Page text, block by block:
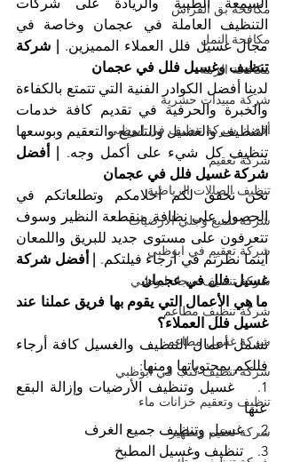
مكافحة بق الفراش
مكافحة النمل
مكافحة الرمة
شركة مبيدات حشرية
أفضل شركة تنظيف في ابوظبي
شركة تعقيم
تنظيف الصالات الرياضية
شركة تلميع وجلي الارضيات
شركة تعقيم في ابوظبي
شركة تنظيف سجاد ابوظبي
شركة تنظيف مطاعم
شركة غسيل مطاعم
شركة تنظيف كنب في ابوظبي
تنظيف وتعقيم خزانات ماء
شركة تعقيم وتطهير
مجال غسيل فلل العملاء المميزين.
تنظيف وغسيل فلل في عجمان
تنظيف كل شيء على أكمل وجه.
شركة غسيل فلل في عجمان
أينما نظرتم في أرجاء فيلتكم.
غسيل فلل في عجمان
غسيل فلل العملاء؟
فللكم بمحتوياتها ومنها:
عنها
2.    غسيل وتنظيف جميع الغرف
3.    تنظيف وغسيل المطبخ